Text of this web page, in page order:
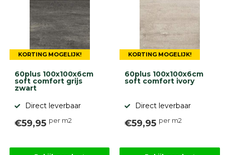
KORTING MOGELIJK!
60plus 100x100x6cm
soft comfort grijs
zwart
Direct leverbaar
€59,95 per m2
KORTING MOGELIJK!
60plus 100x100x6cm
soft comfort ivory
Direct leverbaar
€59,95 per m2